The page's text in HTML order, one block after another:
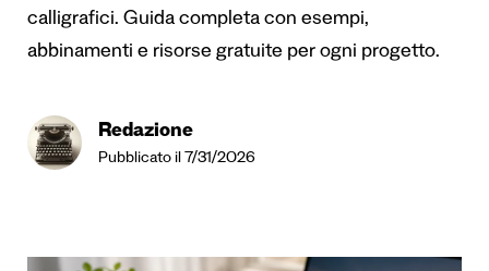
calligrafici. Guida completa con esempi,
abbinamenti e risorse gratuite per ogni progetto.
Redazione
Pubblicato il 7/31/2026